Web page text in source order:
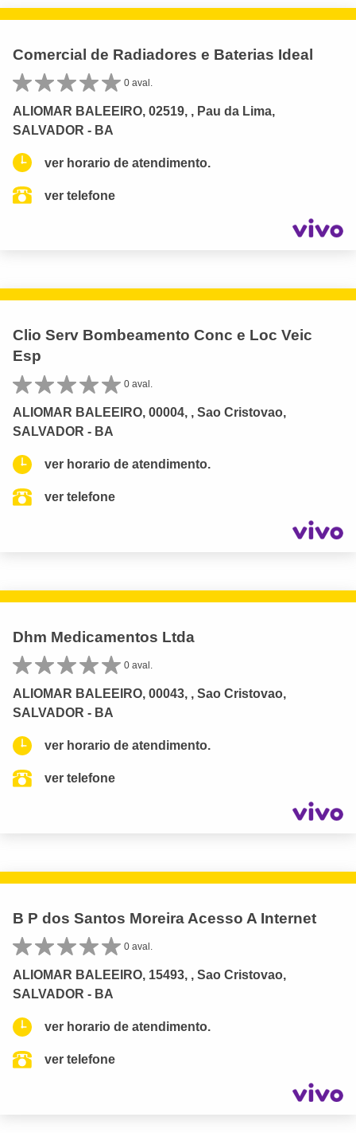
Comercial de Radiadores e Baterias Ideal
0 aval.
ALIOMAR BALEEIRO, 02519, , Pau da Lima,
SALVADOR - BA
ver horario de atendimento.
ver telefone
Clio Serv Bombeamento Conc e Loc Veic
Esp
0 aval.
ALIOMAR BALEEIRO, 00004, , Sao Cristovao,
SALVADOR - BA
ver horario de atendimento.
ver telefone
Dhm Medicamentos Ltda
0 aval.
ALIOMAR BALEEIRO, 00043, , Sao Cristovao,
SALVADOR - BA
ver horario de atendimento.
ver telefone
B P dos Santos Moreira Acesso A Internet
0 aval.
ALIOMAR BALEEIRO, 15493, , Sao Cristovao,
SALVADOR - BA
ver horario de atendimento.
ver telefone